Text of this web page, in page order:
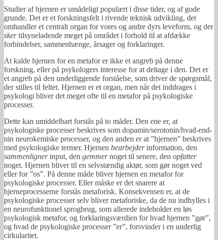
Studier af hjernen er umådeligt populært i disse tider, og af gode
grunde. Det er et forskningsfelt i rivende teknisk udvikling, det
omhandler et centralt organ for vores og andre dyrs leveform, og der
skertilsyneladende meget på området i forhold til at afdække
forbindelser, sammenhænge, årsager og forklaringer.
At kalde hjernen for en metafor er ikke et angreb på denne
forskning, eller på psykologers interesse for at deltage i den. Det er
et angreb på den underliggende forståelse, som driver de spørgsmål,
der stilles til feltet. Hjernen er et organ, men når det inddrages i
psykologi bliver det meget ofte til en metafor på psykologiske
processer.
Dette kan umiddelbart forstås på to måder. Den ene er, at
psykologiske processer beskrives som dopamin/serotonin/hvad-end-
nin neurokemiske processer, og den anden er at ”hjernen” beskrives
med psykologiske termer. Hjernen bearbejderinformation, den
sammenlignerinput, den gemmernoget til senere, den opfatter
noget. Hjernen bliver til en selvstændig aktør, som gør noget ved
eller for ”os”. På denne måde bliver hjernen en metafor for
psykologiske processer. Eller måske er det snarere at
hjerneprocesserne forstås metaforisk. Konsekvensen er, at de
psykologiske processer selv bliver metaforiske, da de nu indhylles i
en neurofunktionel sprogbrug, som allerede indeholder en løs
psykologisk metafor, og forklaringsværdien for hvad hjernen ”gør”,
og hvad de psykologiske processer ”er”, forsvinder i en underlig
cirkularitet.